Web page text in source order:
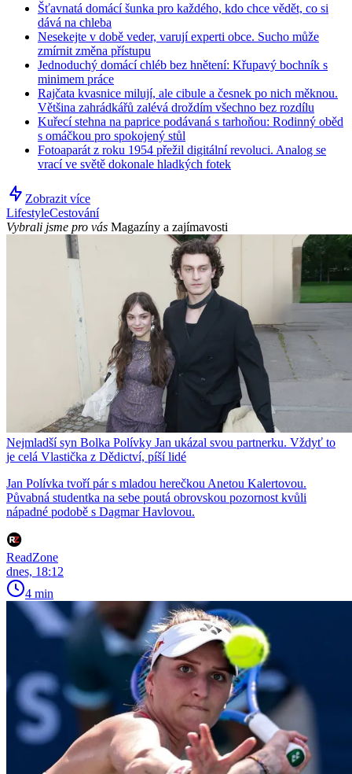
Šťavnatá domácí šunka pro každého, kdo chce vědět, co si
dává na chleba
Nesekejte v době veder, varují experti obce. Sucho může
zmírnit změna přístupu
Jednoduchý domácí chléb bez hnětení: Křupavý bochník s
minimem práce
Rajčata kvasnice milují, ale cibule a česnek po nich měknou.
Většina zahrádkářů zalévá droždím všechno bez rozdílu
Kuřecí stehna na paprice podávaná s tarhoňou: Rodinný oběd
s omáčkou pro spokojený stůl
Fotoaparát z roku 1954 přežil digitální revoluci. Analog se
vrací ve světě dokonale hladkých fotek
Zobrazit více
LifestyleCestování
Vybrali jsme pro vás Magazíny a zajímavosti
Nejmladší syn Bolka Polívky Jan ukázal svou partnerku. Vždyť to
je celá Vlastička z Dědictví, píší lidé
Jan Polívka tvoří pár s mladou herečkou Anetou Kalertovou.
Půvabná studentka na sebe poutá obrovskou pozornost kvůli
nápadné podobě s Dagmar Havlovou.
ReadZone
dnes, 18:12
4 min